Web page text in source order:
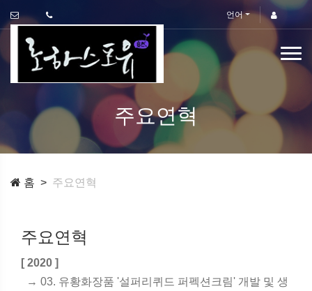
언어
주요연혁
홈 주요연혁
주요연혁
[ 2020 ]
→ 03. 유황화장품 '설퍼리퀴드 퍼펙션크림' 개발 및 생